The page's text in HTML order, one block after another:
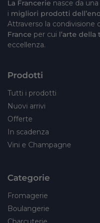
La Francerie nasce da
i migliori prodotti
Attraverso la condivisione
France per cui l’arte della
eccellenza.
Prodotti
Tutti i prodotti
Nuovi arrivi
Offerte
In scadenza
Vini e Champagne
Categorie
Fromagerie
Boulangerie